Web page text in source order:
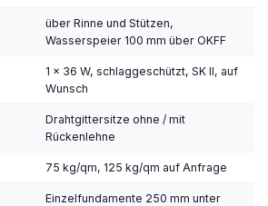
über Rinne und Stützen,
Wasserspeier 100 mm über OKFF
1 x 36 W, schlaggeschützt, SK II, auf
Wunsch
Drahtgittersitze ohne / mit
Rückenlehne
75 kg/qm, 125 kg/qm auf Anfrage
Einzelfundamente 250 mm unter